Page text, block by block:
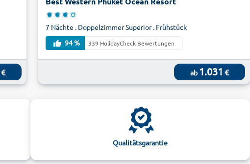
€
7 Nächte . Doppelzimmer Superior . Frühstück
94 %
339 HolidayCheck Bewertungen
ab 1.031 €
Qualitätsgarantie